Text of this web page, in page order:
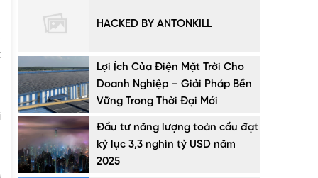
HACKED BY ANTONKILL
Lợi Ích Của Điện Mặt Trời Cho
Doanh Nghiệp – Giải Pháp Bền
Vững Trong Thời Đại Mới
Đầu tư năng lượng toàn cầu đạt
kỷ lục 3,3 nghìn tỷ USD năm
2025